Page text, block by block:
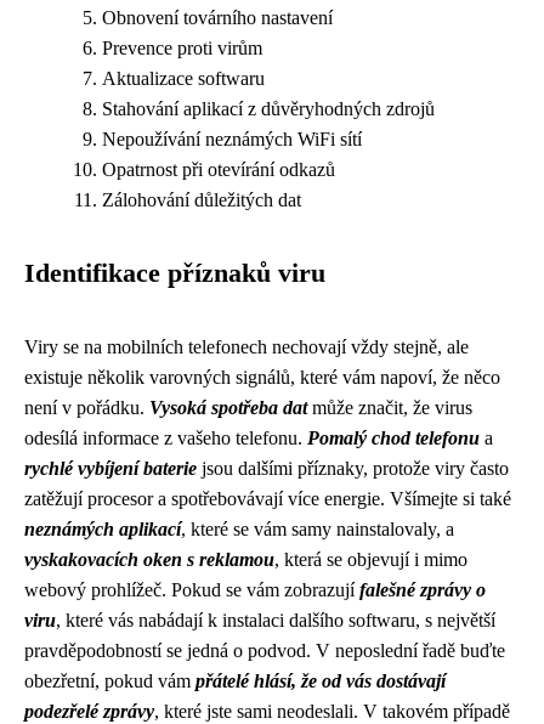
Obnovení továrního nastavení
Prevence proti virům
Aktualizace softwaru
Stahování aplikací z důvěryhodných zdrojů
Nepoužívání neznámých WiFi sítí
Opatrnost při otevírání odkazů
Zálohování důležitých dat
Identifikace příznaků viru
Viry se na mobilních telefonech nechovají vždy stejně, ale
existuje několik varovných signálů, které vám napoví, že něco
není v pořádku. Vysoká spotřeba datmůže značit, že virus
odesílá informace z vašeho telefonu. Pomalý chod telefonu a
rychlé vybíjení baterie jsou dalšími příznaky, protože viry často
zatěžují procesor a spotřebovávají více energie. Všímejte si také
neznámých aplikací, které se vám samy nainstalovaly, a
vyskakovacích oken s reklamou, která se objevují i mimo
webový prohlížeč. Pokud se vám zobrazujífalešné zprávy o
viru, které vás nabádají k instalaci dalšího softwaru, s největší
pravděpodobností se jedná o podvod. V neposlední řadě buďte
obezřetní, pokud vám přátelé hlásí, že od vás dostávají
podezřelé zprávy, které jste sami neodeslali. V takovém případě